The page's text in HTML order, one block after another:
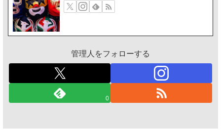
管理人をフォローする
0